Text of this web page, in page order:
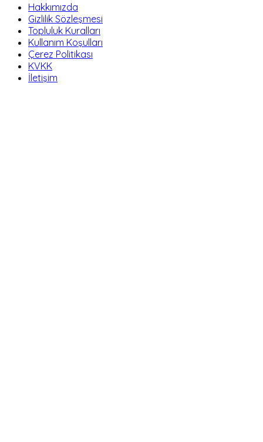
Hakkımızda
Gizlilik Sözleşmesi
Topluluk Kuralları
Kullanım Koşulları
Çerez Politikası
KVKK
İletişim